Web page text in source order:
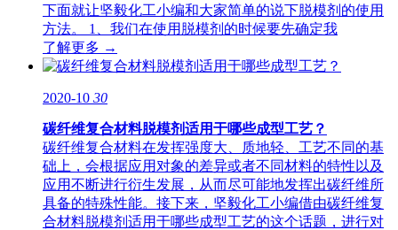
下面就让坚毅化工小编和大家简单的说下脱模剂的使用
方法。 1、我们在使用脱模剂的时候要先确定我
了解更多 →
2020-10 30
碳纤维复合材料脱模剂适用于哪些成型工艺？
碳纤维复合材料在发挥强度大、质地轻、工艺不同的基
础上，会根据应用对象的差异或者不同材料的特性以及
应用不断进行衍生发展，从而尽可能地发挥出碳纤维所
具备的特殊性能。接下来，坚毅化工小编借由碳纤维复
合材料脱模剂适用于哪些成型工艺的这个话题，进行对